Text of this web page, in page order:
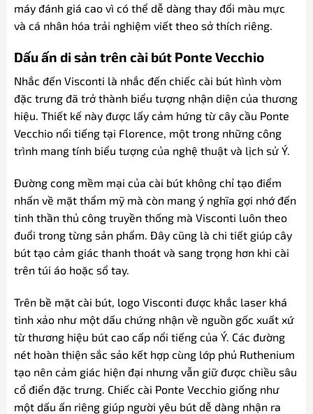
máy đánh giá cao vì có thể dễ dàng thay đổi màu mực
và cá nhân hóa trải nghiệm viết theo sở thích riêng.
Dấu ấn di sản trên cài bút Ponte Vecchio
Nhắc đến Visconti là nhắc đến chiếc cài bút hình vòm
đặc trưng đã trở thành biểu tượng nhận diện của thương
hiệu. Thiết kế này được lấy cảm hứng từ cây cầu Ponte
Vecchio nổi tiếng tại Florence, một trong những công
trình mang tính biểu tượng của nghệ thuật và lịch sử Ý.
Đường cong mềm mại của cài bút không chỉ tạo điểm
nhấn về mặt thẩm mỹ mà còn mang ý nghĩa gợi nhớ đến
tinh thần thủ công truyền thống mà Visconti luôn theo
đuổi trong từng sản phẩm. Đây cũng là chi tiết giúp cây
bút tạo cảm giác thanh thoát và sang trọng hơn khi cài
trên túi áo hoặc sổ tay.
Trên bề mặt cài bút, logo Visconti được khắc laser khá
tinh xảo như một dấu chứng nhận về nguồn gốc xuất xứ
từ thương hiệu bút cao cấp nổi tiếng của Ý. Các đường
nét hoàn thiện sắc sảo kết hợp cùng lớp phủ Ruthenium
tạo nên cảm giác hiện đại nhưng vẫn giữ được chiều sâu
cổ điển đặc trưng. Chiếc cài Ponte Vecchio giống như
một dấu ấn riêng giúp người yêu bút dễ dàng nhận ra